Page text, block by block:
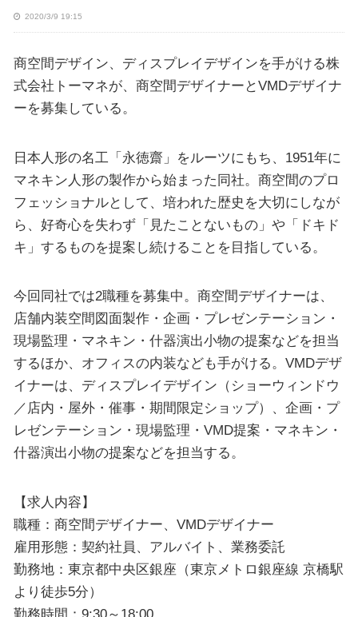
2020/3/9 19:15
商空間デザイン、ディスプレイデザインを手がける株
式会社トーマネが、商空間デザイナーとVMDデザイナ
ーを募集している。
日本人形の名工「永徳齋」をルーツにもち、1951年に
マネキン人形の製作から始まった同社。商空間のプロ
フェッショナルとして、培われた歴史を大切にしなが
ら、好奇心を失わず「見たことないもの」や「ドキド
キ」するものを提案し続けることを目指している。
今回同社では2職種を募集中。商空間デザイナーは、
店舗内装空間図面製作・企画・プレゼンテーション・
現場監理・マネキン・什器演出小物の提案などを担当
するほか、オフィスの内装なども手がける。VMDデザ
イナーは、ディスプレイデザイン（ショーウィンドウ
／店内・屋外・催事・期間限定ショップ）、企画・プ
レゼンテーション・現場監理・VMD提案・マネキン・
什器演出小物の提案などを担当する。
【求人内容】
職種：商空間デザイナー、VMDデザイナー
雇用形態：契約社員、アルバイト、業務委託
勤務地：東京都中央区銀座（東京メトロ銀座線 京橋駅
より徒歩5分）
勤務時間：9:30～18:00